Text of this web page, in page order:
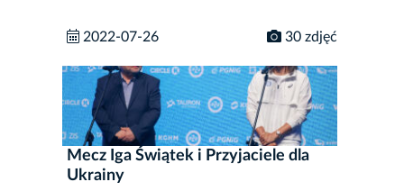
2022-07-26 30 zdjęć
Mecz Iga Świątek i Przyjaciele dla
Ukrainy